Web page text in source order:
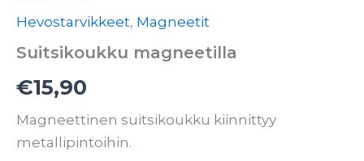
Hevostarvikkeet, Magneetit
Suitsikoukku magneetilla
€15,90
Magneettinen suitsikoukku kiinnittyy
metallipintoihin.